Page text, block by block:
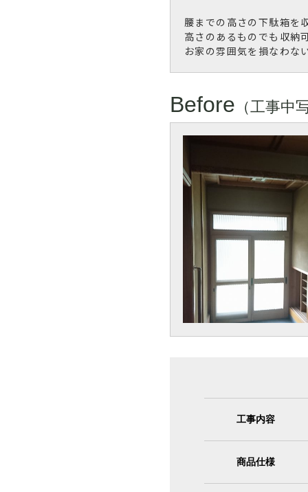
腰までの高さの下駄箱を
高さのあるものでも収納
お家の雰囲気を損なわな
Before （工事中
工事内容
商品仕様